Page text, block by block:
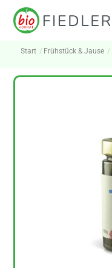
Skip
Start Frühstück & Jause